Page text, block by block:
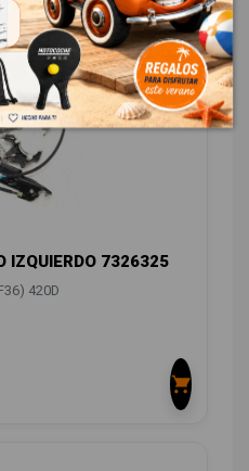
IZQUIERDO 7326325
420D